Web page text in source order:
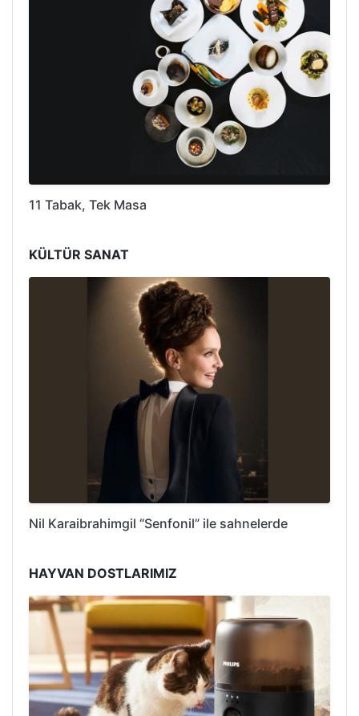
11 Tabak, Tek Masa
KÜLTÜR SANAT
Nil Karaibrahimgil “Senfonil” ile sahnelerde
HAYVAN DOSTLARIMIZ